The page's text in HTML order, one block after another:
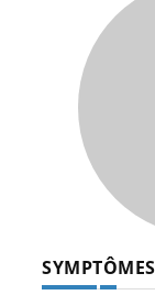
SYMPTÔMES